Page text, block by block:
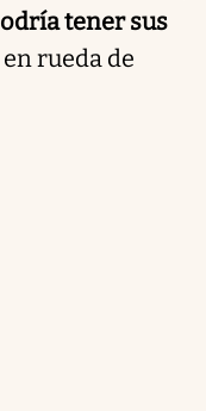
tener sus
rueda de